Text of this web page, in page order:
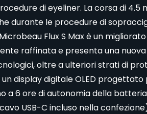
di eyeliner. La corsa di
durante le procedure di
Flux S Max è un
raffinata e presenta una
oltre a ulteriori strati di
un display digitale OLED
a 6 ore di autonomia della
USB-C incluso nella